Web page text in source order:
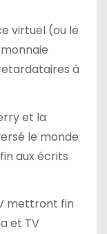
virtuel (ou le
à
et la
le monde
aux écrits
mettront fin
et TV